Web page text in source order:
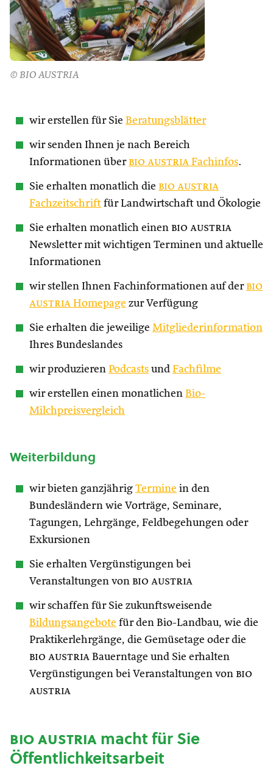
© BIO AUSTRIA
wir erstellen für Sie Beratungsblätter
wir senden Ihnen je nach Bereich
Informationen über bio austria Fachinfos.
Sie erhalten monatlich die bio austria
Fachzeitschrift für Landwirtschaft und Ökologie
Sie erhalten monatlich einen bio austria
Newsletter mit wichtigen Terminen und aktuelle
Informationen
wir stellen Ihnen Fachinformationen auf der bio
austria Homepage zur Verfügung
Sie erhalten die jeweilige Mitgliederinformation
Ihres Bundeslandes
wir produzieren Podcasts und Fachfilme
wir erstellen einen monatlichen Bio-
Milchpreisvergleich
Weiterbildung
wir bieten ganzjährig Termine in den
Bundesländern wie Vorträge, Seminare,
Tagungen, Lehrgänge, Feldbegehungen oder
Exkursionen
Sie erhalten Vergünstigungen bei
Veranstaltungen von bio austria
wir schaffen für Sie zukunftsweisende
Bildungsangebote für den Bio-Landbau, wie die
Praktikerlehrgänge, die Gemüsetage oder die
bio austria Bauerntage und Sie erhalten
Vergünstigungen bei Veranstaltungen von bio
austria
bio austriamacht für Sie
Öffentlichkeitsarbeit